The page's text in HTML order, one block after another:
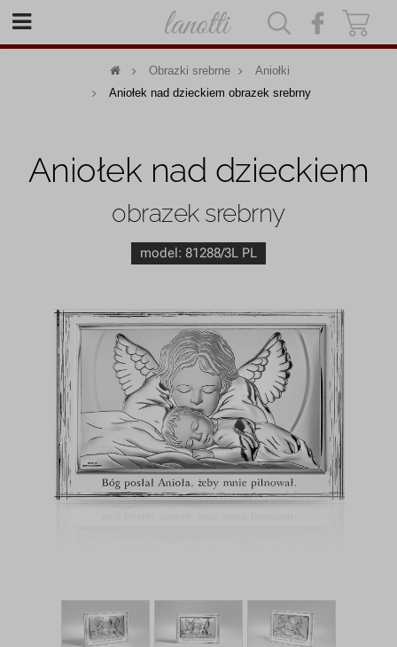
Obrazki srebrne
Aniołki
Aniołek nad dzieckiem obrazek srebrny
Aniołek nad dzieckiem
obrazek srebrny
model: 81288/3L PL